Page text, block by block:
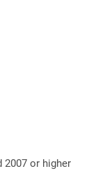
2007 or higher